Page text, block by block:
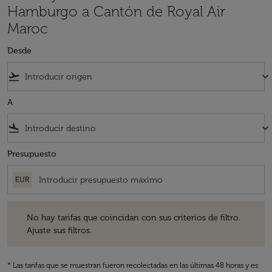
Hamburgo a Cantón de Royal Air
Maroc
Desde
flight_takeoff keyboard_arrow_down
A
flight_land keyboard_arrow_down
Presupuesto
EUR
No hay tarifas que coincidan con sus criterios de filtro.
Ajuste sus filtros.
* Las tarifas que se muestran fueron recolectadas en las últimas 48 horas y es